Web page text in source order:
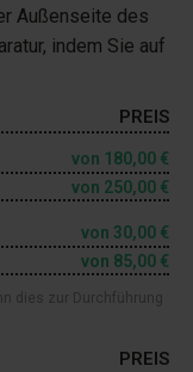
Außenseite des
indem Sie auf
PREIS
von 180,00 €
von 250,00 €
von 30,00 €
von 85,00 €
dies zur Durchführung
PREIS